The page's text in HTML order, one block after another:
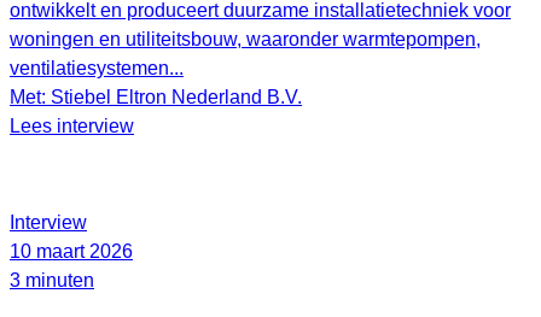
ontwikkelt en produceert duurzame installatietechniek voor
woningen en utiliteitsbouw, waaronder warmtepompen,
ventilatiesystemen...
Met: Stiebel Eltron Nederland B.V.
Lees interview
Interview
10 maart 2026
3 minuten